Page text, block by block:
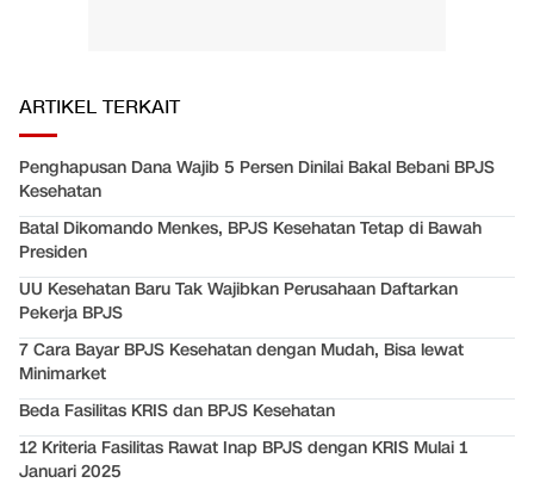
ARTIKEL TERKAIT
Penghapusan Dana Wajib 5 Persen Dinilai Bakal Bebani BPJS
Kesehatan
Batal Dikomando Menkes, BPJS Kesehatan Tetap di Bawah
Presiden
UU Kesehatan Baru Tak Wajibkan Perusahaan Daftarkan
Pekerja BPJS
7 Cara Bayar BPJS Kesehatan dengan Mudah, Bisa lewat
Minimarket
Beda Fasilitas KRIS dan BPJS Kesehatan
12 Kriteria Fasilitas Rawat Inap BPJS dengan KRIS Mulai 1
Januari 2025